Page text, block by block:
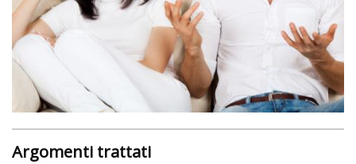
Argomenti trattati